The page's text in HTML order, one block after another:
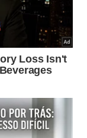
com o poder
a claridade ao
agora.
forma